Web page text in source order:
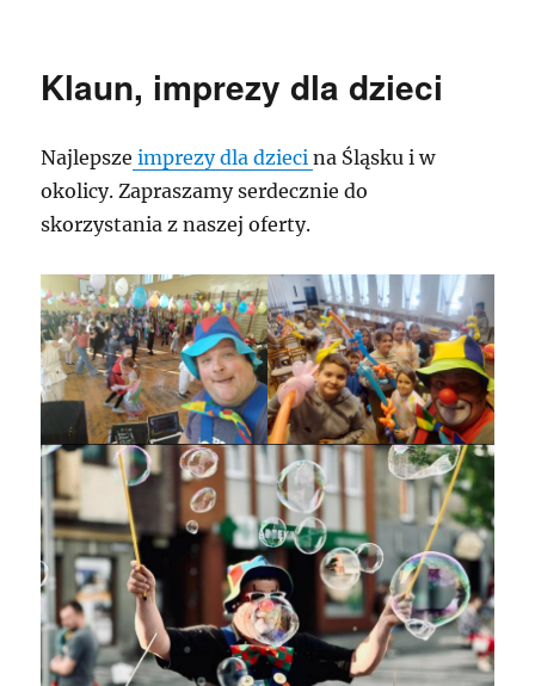
Klaun, imprezy dla dzieci
Najlepsze imprezy dla dziecina Śląsku i w
okolicy. Zapraszamy serdecznie do
skorzystania z naszej oferty.